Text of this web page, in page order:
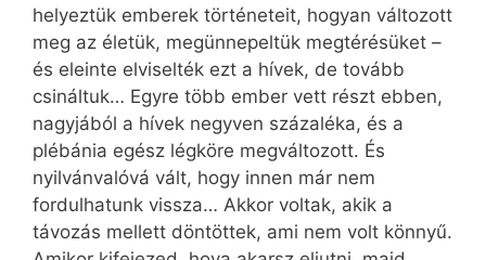
helyeztük emberek történeteit, hogyan változott
meg az életük, megünnepeltük megtérésüket –
és eleinte elviselték ezt a hívek, de tovább
csináltuk… Egyre több ember vett részt ebben,
nagyjából a hívek negyven százaléka, és a
plébánia egész légköre megváltozott. És
nyilvánvalóvá vált, hogy innen már nem
fordulhatunk vissza… Akkor voltak, akik a
távozás mellett döntöttek, ami nem volt könnyű.